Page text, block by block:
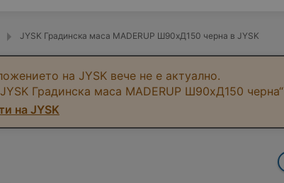
JYSK Градинска маса MADERUP Ш90xД150 черна в JYSK
на JYSK вече не е актуално.
Градинска маса MADERUP Ш90xД150 черна“
на JYSK